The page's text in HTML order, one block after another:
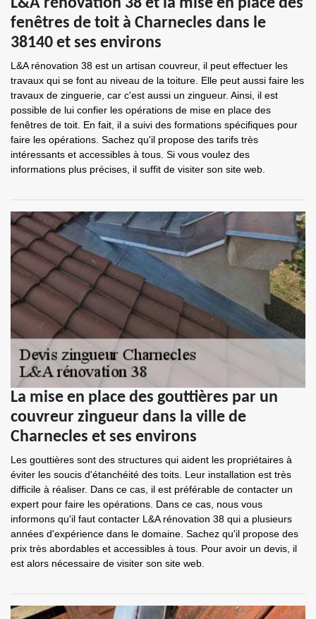
L&A rénovation 38 et la mise en place des
fenêtres de toit à Charnecles dans le
38140 et ses environs
L&A rénovation 38 est un artisan couvreur, il peut effectuer les
travaux qui se font au niveau de la toiture. Elle peut aussi faire les
travaux de zinguerie, car c'est aussi un zingueur. Ainsi, il est
possible de lui confier les opérations de mise en place des
fenêtres de toit. En fait, il a suivi des formations spécifiques pour
faire les opérations. Sachez qu'il propose des tarifs très
intéressants et accessibles à tous. Si vous voulez des
informations plus précises, il suffit de visiter son site web.
La mise en place des gouttières par un
couvreur zingueur dans la ville de
Charnecles et ses environs
Les gouttières sont des structures qui aident les propriétaires à
éviter les soucis d'étanchéité des toits. Leur installation est très
difficile à réaliser. Dans ce cas, il est préférable de contacter un
expert pour faire les opérations. Dans ce cas, nous vous
informons qu'il faut contacter L&A rénovation 38 qui a plusieurs
années d'expérience dans le domaine. Sachez qu'il propose des
prix très abordables et accessibles à tous. Pour avoir un devis, il
est alors nécessaire de visiter son site web.